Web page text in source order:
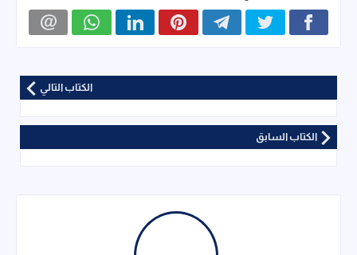
الكتاب التالي
الكتاب السابق